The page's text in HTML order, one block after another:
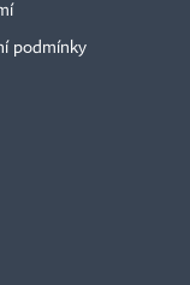
podmínky